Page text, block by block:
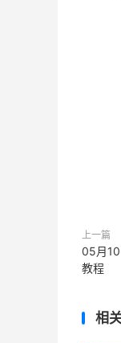
上一篇
05月
教程
相